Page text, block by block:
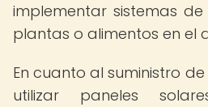
implementar sistemas
plantas o alimentos en el
En cuanto al suministro
utilizar paneles